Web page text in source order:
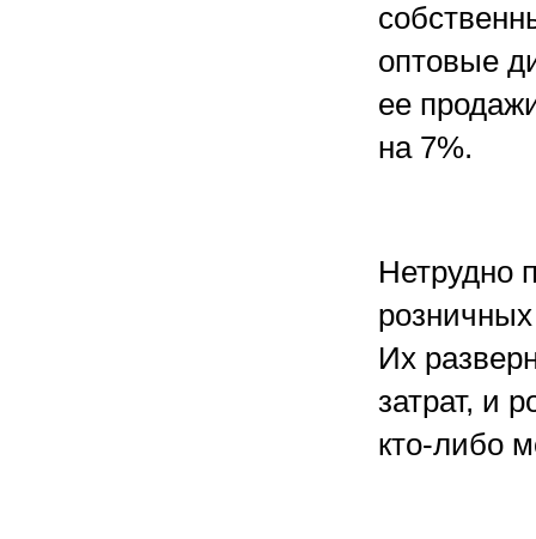
оптовые
ее
на 7%.
Нетрудно
Их
затрат, и
кто-либо